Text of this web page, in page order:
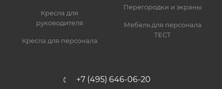
Кресла для
руководителя
Кресла для персонала
Перегородки и экраны
Мебель для персонала
ТЕСТ
+7 (495) 646-06-20